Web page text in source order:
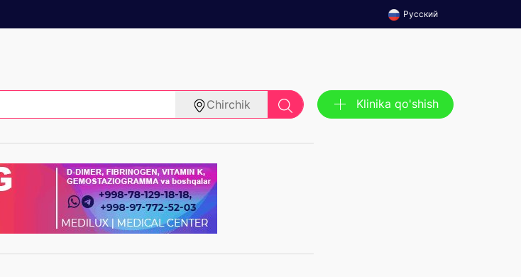
Русский
Chirchik Klinika qo'shish